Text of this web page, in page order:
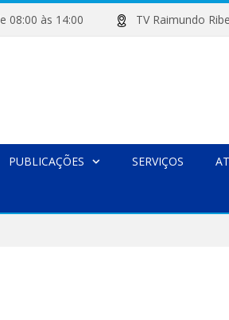
de 08:00 às 14:00 TV Raimundo
PUBLICAÇÕES SERVIÇOS